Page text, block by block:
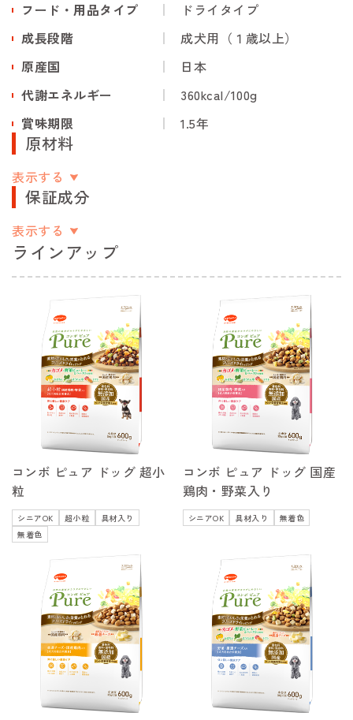
フード・用品タイプ
ドライタイプ
成長段階
成犬用（１歳以上）
原産国
日本
代謝エネルギー
360kcal/100g
賞味期限
1.5年
原材料
表示する
保証成分
表示する
ラインアップ
コンボ ピュア ドッグ 超小
粒
シニアOK 超小粒
具材入り
無着色
コンボ ピュア ドッグ 国産
鶏肉・野菜入り
シニアOK 具材入り 無着色